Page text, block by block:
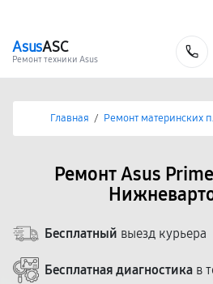
AsusASC
Ремонт техники Asus
Главная / Ремонт материнских
Ремонт Asus
Бесплатный выезд курьера
Бесплатная диагностика в